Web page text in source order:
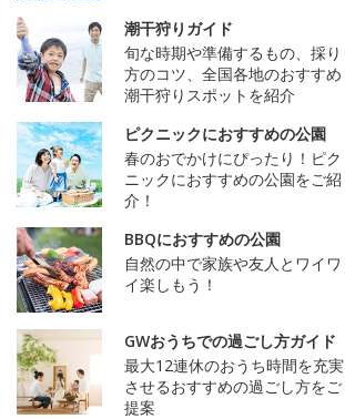
潮干狩りガイド
旬な時期や準備するもの、採り
方のコツ、全国各地のおすすめ
潮干狩りスポットを紹介
ピクニックにおすすめの公園
春のおでかけにぴったり！ピク
ニックにおすすめの公園をご紹
介！
BBQにおすすめの公園
自然の中で家族や友人とワイワ
イ楽しもう！
GWおうちでの過ごし方ガイド
最大12連休のおうち時間を充実
させるおすすめの過ごし方をご
提案